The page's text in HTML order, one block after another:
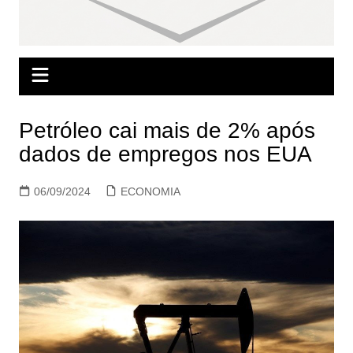
Petróleo cai mais de 2% após
dados de empregos nos EUA
06/09/2024 ECONOMIA